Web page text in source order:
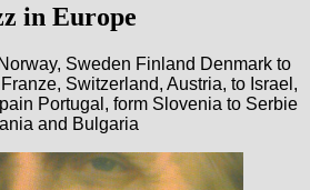
in Europe
Sweden Finland Denmark to
Switzerland, Austria, to Israel,
Portugal, form Slovenia to Serbie
and Bulgaria